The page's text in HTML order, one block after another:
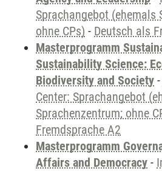
Sprachangebot (ehemals
ohne CPs) - Deutsch als
Masterprogramm
Sustainability Science:
Biodiversity and Society -
Center: Sprachangebot
Sprachenzentrum; ohne
Fremdsprache A2
Masterprogramm
Affairs and Democracy -